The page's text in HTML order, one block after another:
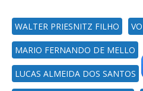
WALTER PRIESNITZ FILHO
MARIO FERNANDO DE MELLO
LUCAS ALMEIDA DOS SANTOS